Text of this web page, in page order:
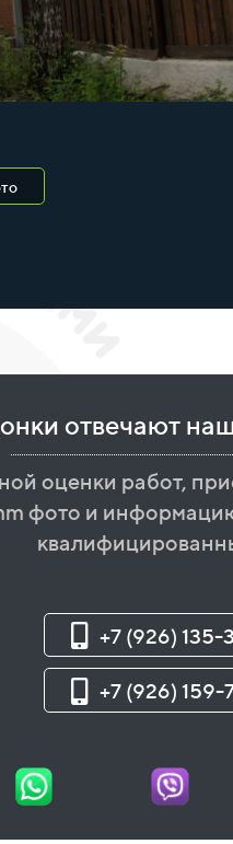
отвечают
оценки работ,
фото и
+7 (926)
+7 (926) 159-